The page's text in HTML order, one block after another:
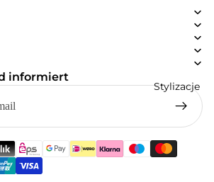
Stylizacje
informiert